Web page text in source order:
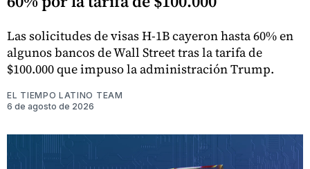
Las solicitudes de visas H-1B cayeron hasta 60% en
algunos bancos de Wall Street tras la tarifa de
$100.000 que impuso la administración Trump.
EL TIEMPO LATINO TEAM
6 de agosto de 2026